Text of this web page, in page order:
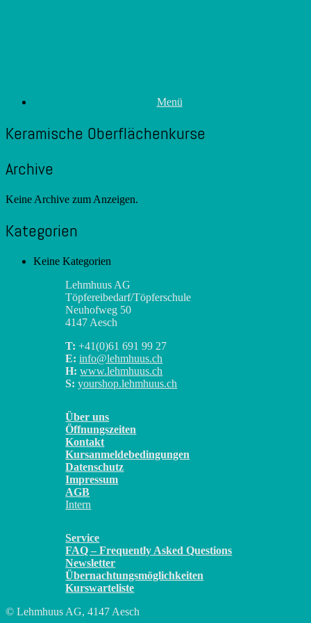
Menü
Keramische Oberflächenkurse
Archive
Keine Archive zum Anzeigen.
Kategorien
Keine Kategorien
Lehmhuus AG
Töpfereibedarf/Töpferschule
Neuhofweg 50
4147 Aesch
T: +41(0)61 691 99 27
E:info@lehmhuus.ch
H: www.lehmhuus.ch
S:yourshop.lehmhuus.ch
Über uns
Öffnungszeiten
Kontakt
Kursanmeldebedingungen
Datenschutz
Impressum
AGB
Intern
Service
FAQ – Frequently Asked Questions
Newsletter
Übernachtungsmöglichkeiten
Kurswarteliste
© Lehmhuus AG, 4147 Aesch